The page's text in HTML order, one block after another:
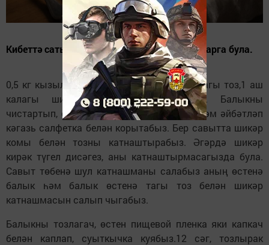
Кибеттә сатыла торган балыкны өйдә дә ясарга була.
0,5 кг кызыл балык тозлау очен 4 аш калагы тоз,1 аш
калагы шикәр комы кирәк булачак. Балыкны
чистартып, сөякләреннән арындырабыз һәм әйбәтләп
кәгазь салфетка белән корытабыз. Бер савытта шикәр
комы белән тозны катнаштырабыз. Әгәрдә шикәр
кирәк түгел дисәгез, аны катнаштырмасагызда була.
Савыт төбенә шул катнашманы салабыз аның өстенә
балык һәм балык өстенә тагы тоз белән шикәр
катнашмасын салып чыгабыз.
Балыкны тозлагач, өстен пищевой пленка яки капкач
белән каплап, суыткычка куябыз.12 сәг, тозлырак